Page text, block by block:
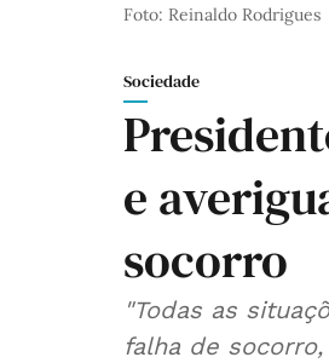
Foto: Reinaldo Rodrigues
Sociedade
e
socorro
"Todas as
falha de